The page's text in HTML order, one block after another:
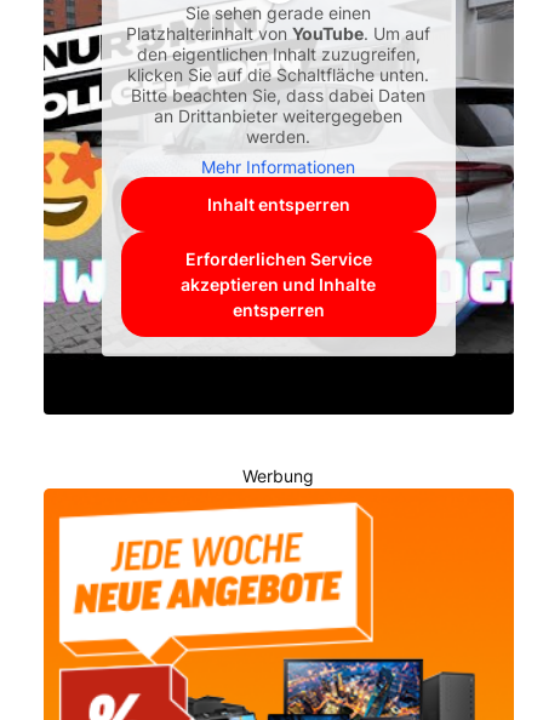
Sie sehen gerade einen
Platzhalterinhalt vonYouTube. Um auf
den eigentlichen Inhalt zuzugreifen,
klicken Sie auf die Schaltfläche unten.
Bitte beachten Sie, dass dabei Daten
an Drittanbieter weitergegeben
werden.
Mehr Informationen
Inhalt entsperren
Erforderlichen Service
akzeptieren und Inhalte
entsperren
Werbung